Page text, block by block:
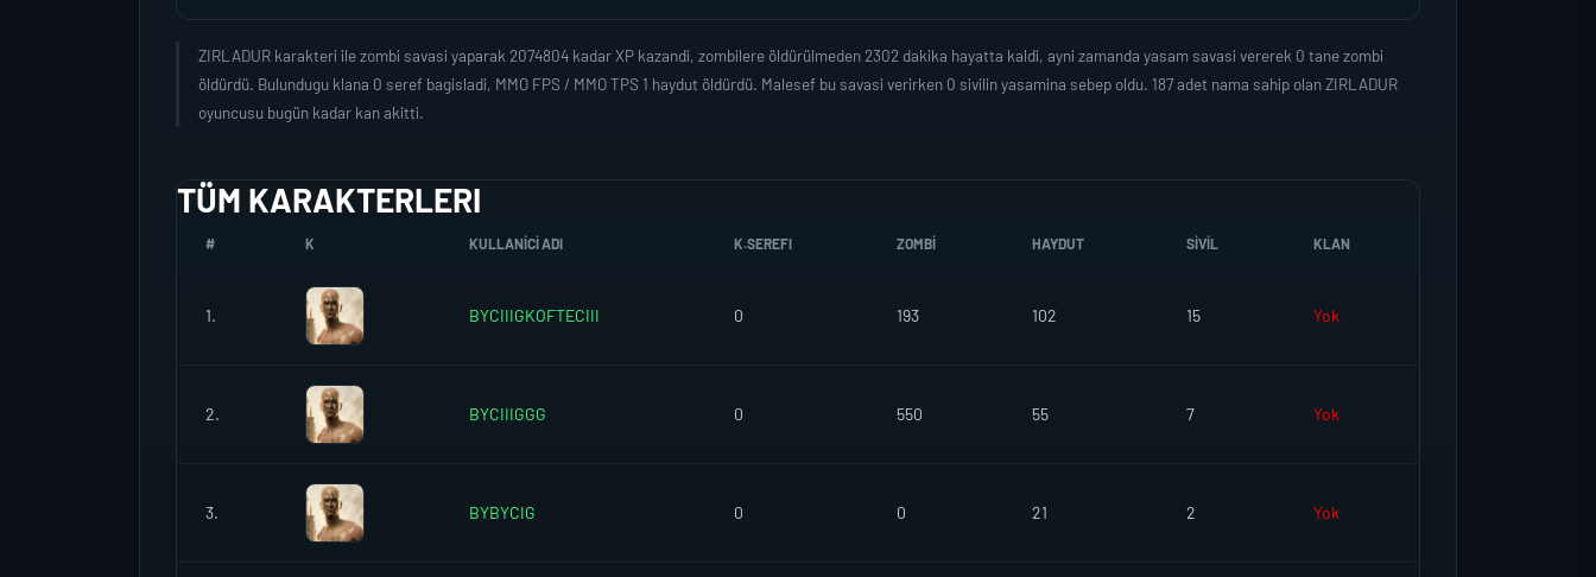
ZIRLADUR karakteri ile zombi savasi yaparak 2074804 kadar XP kazandi, zombilere öldürülmeden 2302 dakika hayatta kaldi, ayni zamanda yasam savasi vererek 0 tane zombi
öldürdü. Bulundugu klana 0 seref bagisladi, MMO FPS / MMO TPS 1 haydut öldürdü. Malesef bu savasi verirken 0 sivilin yasamina sebep oldu. 187 adet nama sahip olan ZIRLADUR
oyuncusu bugün kadar kan akitti.
TÜM KARAKTERLERI
# K KULLANICI ADI K.SEREFI ZOMBI HAYDUT SIVIL KLAN
1. BYCIIIGKOFTECIII 0 193 102 15 Yok
2. BYCIIIGGG 0 550 55 7 Yok
3. BYBYCIG 0 0 21 2 Yok